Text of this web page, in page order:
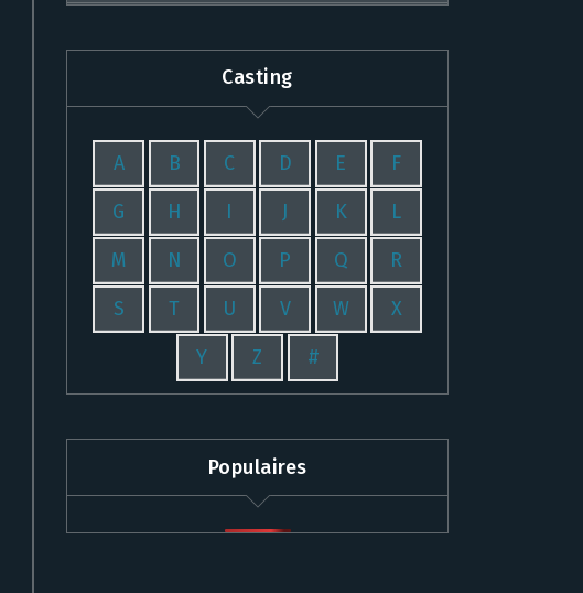
Casting
A B C D E F
G H I J K L
M N O P Q R
S T U V W X
Y Z #
Populaires